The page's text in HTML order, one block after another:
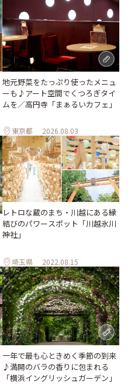
地元野菜をたっぷり使ったメニュ
ーも♪アート空間でくつろぎタイ
ムを／高円寺「まぁるいカフェ」
東京都 2026.08.03
レトロな蔵のまち・川越にある縁
結びのパワースポット「川越氷川
神社」
埼玉県 2022.08.15
一年で最も心ときめく季節の到来
♪満開のバラの香りに包まれる
「横浜イングリッシュガーデン」